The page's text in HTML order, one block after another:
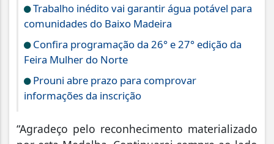
Trabalho inédito vai garantir água potável para
comunidades do Baixo Madeira
Confira programação da 26° e 27° edição da
Feira Mulher do Norte
Prouni abre prazo para comprovar
informações da inscrição
“Agradeço pelo reconhecimento materializado